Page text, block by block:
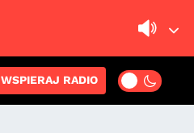
WSPIERAJ RADIO